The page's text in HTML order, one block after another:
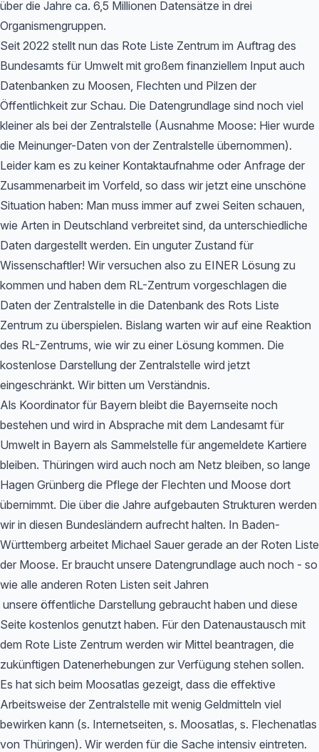
über die Jahre ca. 6,5 Millionen Datensätze in drei
Organismengruppen.
Seit 2022 stellt nun das Rote Liste Zentrum im Auftrag des
Bundesamts für Umwelt mit großem finanziellem Input auch
Datenbanken zu Moosen, Flechten und Pilzen der
Öffentlichkeit zur Schau. Die Datengrundlage sind noch viel
kleiner als bei der Zentralstelle (Ausnahme Moose: Hier wurde
die Meinunger-Daten von der Zentralstelle übernommen).
Leider kam es zu keiner Kontaktaufnahme oder Anfrage der
Zusammenarbeit im Vorfeld, so dass wir jetzt eine unschöne
Situation haben: Man muss immer auf zwei Seiten schauen,
wie Arten in Deutschland verbreitet sind, da unterschiedliche
Daten dargestellt werden. Ein unguter Zustand für
Wissenschaftler! Wir versuchen also zu EINER Lösung zu
kommen und haben dem RL-Zentrum vorgeschlagen die
Daten der Zentralstelle in die Datenbank des Rots Liste
Zentrum zu überspielen. Bislang warten wir auf eine Reaktion
des RL-Zentrums, wie wir zu einer Lösung kommen. Die
kostenlose Darstellung der Zentralstelle wird jetzt
eingeschränkt. Wir bitten um Verständnis.
Als Koordinator für Bayern bleibt die Bayernseite noch
bestehen und wird in Absprache mit dem Landesamt für
Umwelt in Bayern als Sammelstelle für angemeldete Kartiere
bleiben. Thüringen wird auch noch am Netz bleiben, so lange
Hagen Grünberg die Pflege der Flechten und Moose dort
übernimmt. Die über die Jahre aufgebauten Strukturen werden
wir in diesen Bundesländern aufrecht halten. In Baden-
Württemberg arbeitet Michael Sauer gerade an der Roten Liste
der Moose. Er braucht unsere Datengrundlage auch noch - so
wie alle anderen Roten Listen seit Jahren
unsere öffentliche Darstellung gebraucht haben und diese
Seite kostenlos genutzt haben. Für den Datenaustausch mit
dem Rote Liste Zentrum werden wir Mittel beantragen, die
zukünftigen Datenerhebungen zur Verfügung stehen sollen.
Es hat sich beim Moosatlas gezeigt, dass die effektive
Arbeitsweise der Zentralstelle mit wenig Geldmitteln viel
bewirken kann (s. Internetseiten, s. Moosatlas, s. Flechenatlas
von Thüringen). Wir werden für die Sache intensiv eintreten.